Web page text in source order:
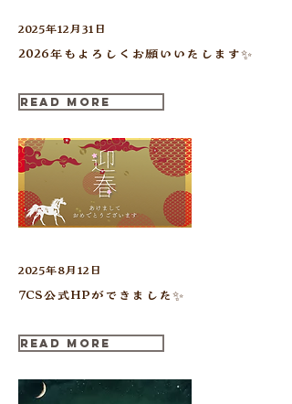
2025年12月31日
2026年もよろしくお願いいたします✨️
Read More
2025年8月12日
7CS公式HPができました✨
Read More